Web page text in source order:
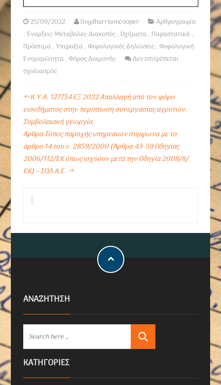
25/09/2022 lloydharrisoncooper
Αρθρογραφία
,Έναρξεις-Μεταβολές-Διακοπές, Οχήματα, Παραστατικά,
Πρόστιμα,Υπεραξία,Φορολογικές Δηλώσεις,Φορολογική
Ενημερώτητα,Φόρος Διαμονής
Δεν επιτρέπεται
σχολιασμός
←Κ.Υ.Α. 127754 ΕΞ 2022 Απαλλαγή από τον φόρο
εισοδήματος στην περίπτωση συνεργασίας αγροτών.
Συμβολαιακή γεωργία
Άρθρα Τόπος παροχής υπηρεσιών σύμφωνα με το
άρθρο 14 του ν. 2859/2000 (Άρθρα 43-59 Οδηγίας
2006/112/ΕΚ όπως ισχύουν μετά την Οδηγία 2008/8/
ΕΚ) – ΣΟΛ Α.Ε. →
ΑΝΑΖΗΤΗΣΗ
KΑΤΗΓΟΡΊΕΣ